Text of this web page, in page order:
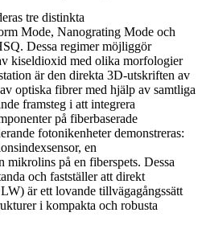
tre distinkta
Mode, Nanograting Mode och
Dessa regimer möjliggör
kiseldioxid med olika morfologier
är den direkta 3D-utskriften av
optiska fibrer med hjälp av samtliga
framsteg i att integrera
på fiberbaserade
fotonikenheter demonstreras:
en
mikrolins på en fiberspets. Dessa
och fastställer att direkt
är ett lovande tillvägagångssätt
i kompakta och robusta